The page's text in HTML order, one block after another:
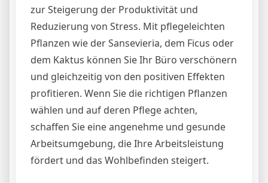
zur Steigerung der Produktivität und
Reduzierung von Stress. Mit pflegeleichten
Pflanzen wie der Sansevieria, dem Ficus oder
dem Kaktus können Sie Ihr Büro verschönern
und gleichzeitig von den positiven Effekten
profitieren. Wenn Sie die richtigen Pflanzen
wählen und auf deren Pflege achten,
schaffen Sie eine angenehme und gesunde
Arbeitsumgebung, die Ihre Arbeitsleistung
fördert und das Wohlbefinden steigert.